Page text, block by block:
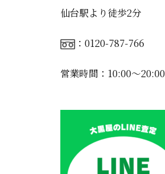
仙台駅より徒歩2分
：0120-787-766
営業時間：10:00〜20:00